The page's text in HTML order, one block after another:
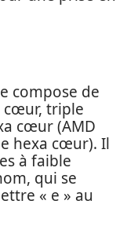
compose de
cœur, triple
cœur (AMD
hexa cœur). Il
à faible
qui se
« e » au